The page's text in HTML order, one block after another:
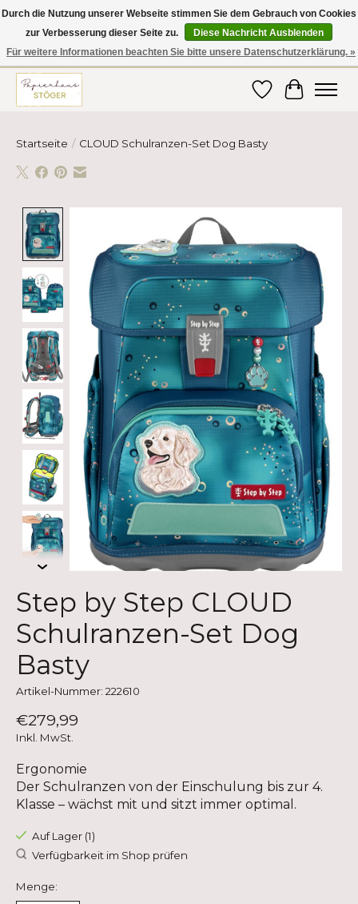
Hier finden Sie hochwertige Produkte im Bereich Schule, Büro, Papier,
Schreiben und vieles mehr! Erhalten Sie Ihre Bestellung bequem nach
Hause oder ins Büro geliefert!
Wunschzettel
Ihr
Startseite / CLOUD Schulranzen-Set Dog Basty
Product image slideshow Items
Step by Step CLOUD
Schulranzen-Set Dog
Basty
Artikel-Nummer: 222610
€279,99
Inkl. MwSt.
Ergonomie
Der Schulranzen von der Einschulung bis zur 4.
Klasse – wächst mit und sitzt immer optimal.
Auf Lager (1)
Verfügbarkeit im Shop prüfen
Menge:
Durch die Nutzung unserer Webseite stimmen Sie dem Gebrauch von Cookies
zur Verbesserung dieser Seite zu.
Diese Nachricht Ausblenden
Für weitere Informationen beachten Sie bitte unsere Datenschutzerklärung. »